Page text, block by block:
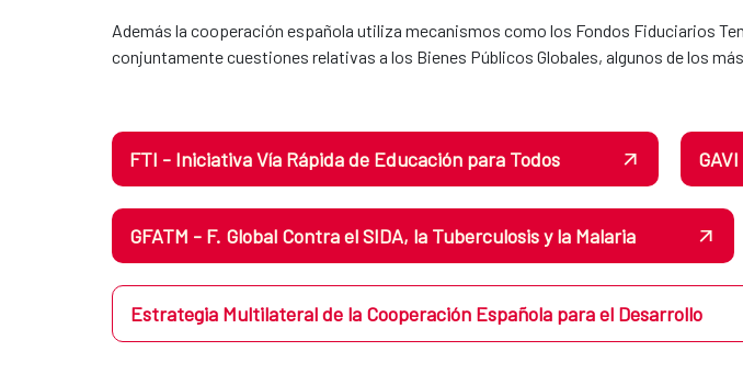
Además la cooperación española utiliza mecanismos como los Fondos Fiduciarios
conjuntamente cuestiones relativas a los Bienes Públicos Globales, algunos de los
FTI - Iniciativa Vía Rápida de Educación para Todos
GFATM - F. Global Contra el SIDA, la Tuberculosis y la Malaria
Estrategia Multilateral de la Cooperación Española para el Desarrollo